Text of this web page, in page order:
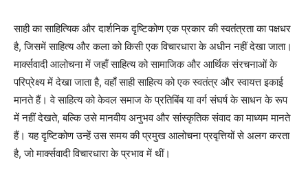
साही का साहित्यिक और दार्शनिक दृष्टिकोण एक प्रकार की स्वतंत्रता का पक्षधर
है, जिसमें साहित्य और कला को किसी एक विचारधारा के अधीन नहीं देखा जाता।
मार्क्सवादी आलोचना में जहाँ साहित्य को सामाजिक और आर्थिक संरचनाओं के
परिप्रेक्ष्य में देखा जाता है, वहाँ साही साहित्य को एक स्वतंत्र और स्वायत्त इकाई
मानते हैं। वे साहित्य को केवल समाज के प्रतिबिंब या वर्ग संघर्ष के साधन के रूप
में नहीं देखते, बल्कि उसे मानवीय अनुभव और सांस्कृतिक संवाद का माध्यम मानते
हैं। यह दृष्टिकोण उन्हें उस समय की प्रमुख आलोचना प्रवृत्तियों से अलग करता
है, जो मार्क्सवादी विचारधारा के प्रभाव में थीं।